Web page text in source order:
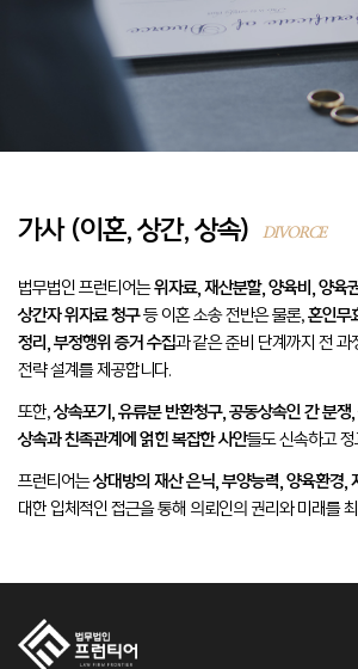
가사 (이혼, 상간, 상속) DIVORCE
법무법인 프런티어는위자료, 재산분할, 양육비, 양육
상간자 위자료 청구등 이혼 소송 전반은 물론, 혼인무
정리, 부정행위 증거 수집과 같은 준비 단계까지 전 과
전략 설계를 제공합니다.
또한, 상속포기, 유류분 반환청구, 공동상속인 간 분쟁
상속과 친족관계에 얽힌 복잡한 사안들도 신속하고
프런티어는상대방의 재산 은닉, 부양능력, 양육환경,
대한 입체적인 접근을 통해 의뢰인의 권리와 미래를